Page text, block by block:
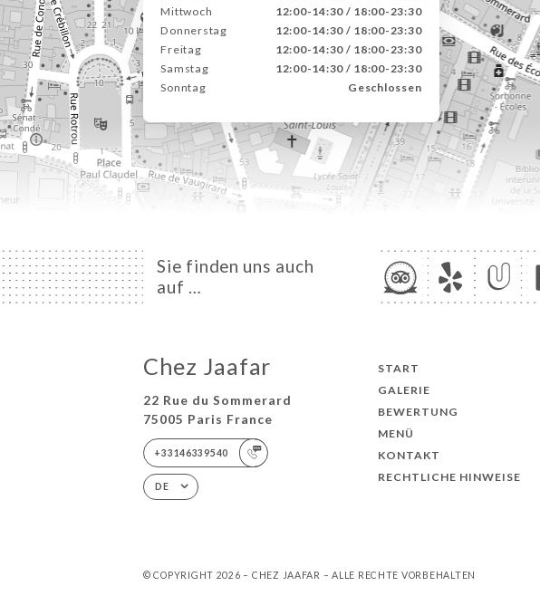
Mittwoch
12:00-14:30 / 18:00-23:30
Donnerstag
12:00-14:30 / 18:00-23:30
Freitag
12:00-14:30 / 18:00-23:30
Samstag
12:00-14:30 / 18:00-23:30
Sonntag
Geschlossen
Sie finden uns auch
auf …
Chez Jaafar
22 Rue du Sommerard
75005 Paris France
+33146339540
DE
START
GALERIE
BEWERTUNG
MENÜ
KONTAKT
RECHTLICHE HINWEISE
© COPYRIGHT 2026 – CHEZ JAAFAR – ALLE RECHTE VORBEHALTEN